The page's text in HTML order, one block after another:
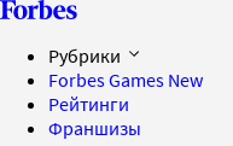
Рубрики
Forbes Games New
Рейтинги
Франшизы